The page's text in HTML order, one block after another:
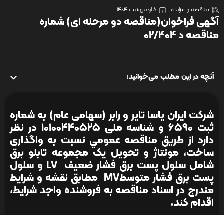
مناقصه و مزایده 8 اردیبهشت 1404
آگهی فراخوان(مناقصه دو مرحله ای) شماره
مناقصه د 02/404
آنچه در این مطلب می‌خوانید:
شرکت ایران یاسا تایر و رابر (سهامی عام) به شماره
ثبت 6590 و شناسه ملی 10100440525 در نظر
دارد از طريق مناقصه عمومي نسبت به واگذاری
ساخت، مونتاژ و تحویل یک مجموعه تابلو برق
شامل سلول پست برق فشار ضعیف LV و سلول
پست برق فشار متوسطMV مطابق نقشه و شرایط
مندرج در اسناد مناقصه به فروشنده واجد شرایط،
اقدام کند.